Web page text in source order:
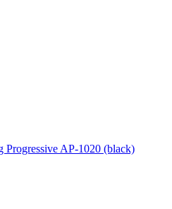
Progressive AP-1020 (black)